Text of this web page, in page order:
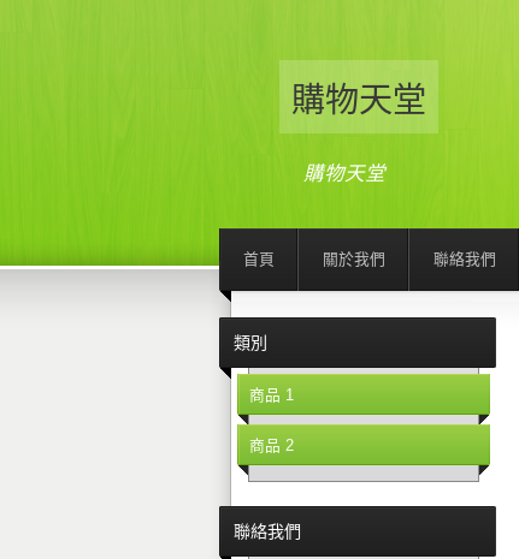
購物天堂
購物天堂
類別
商品 1
商品 2
聯絡我們
首頁 關於我們 聯絡我們